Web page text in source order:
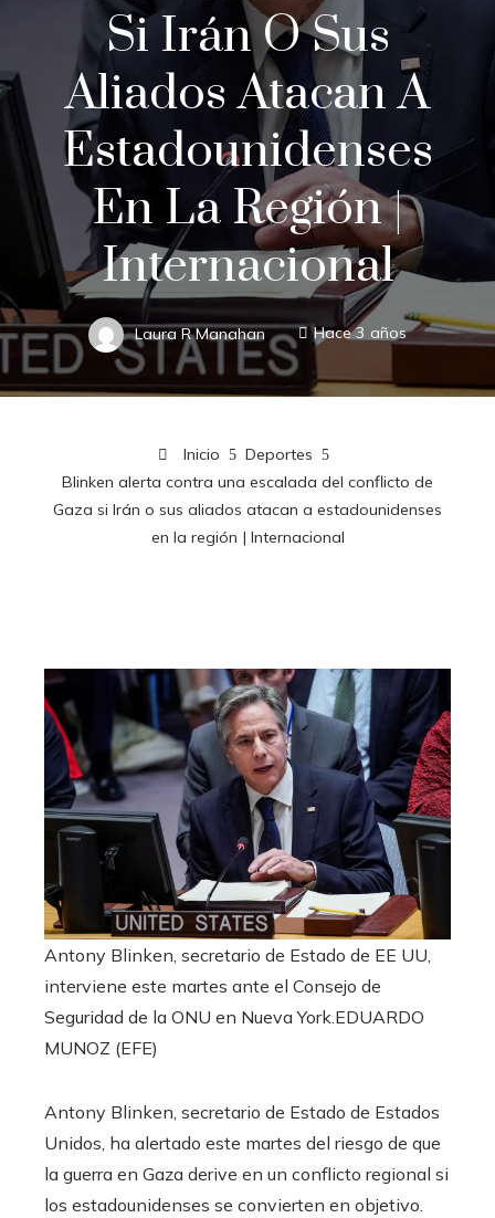
Si Irán O Sus
Aliados Atacan A
Estadounidenses
En La Región |
Internacional
Laura R Manahan Hace 3 años
Inicio
Deportes
Blinken alerta contra una escalada del conflicto de
Gaza si Irán o sus aliados atacan a estadounidenses
en la región | Internacional
Antony Blinken, secretario de Estado de EE UU,
interviene este martes ante el Consejo de
Seguridad de la ONU en Nueva York.EDUARDO
MUNOZ (EFE)
Antony Blinken, secretario de Estado de Estados
Unidos, ha alertado este martes del riesgo de que
la guerra en Gaza derive en un conflicto regional si
los estadounidenses se convierten en objetivo.